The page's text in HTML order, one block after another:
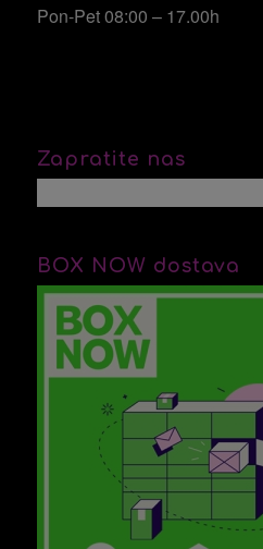
Pon-Pet 08:00 – 17.00h
Zapratite nas
BOX NOW dostava